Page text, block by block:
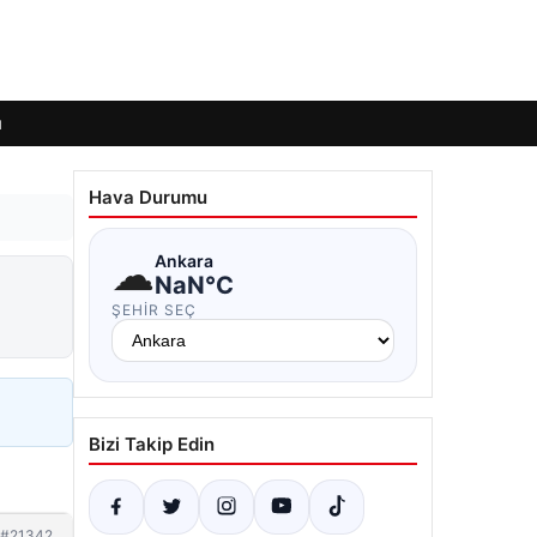
Hava Durumu
☁Ankara
NaN°C
ŞEHIR SEÇ
Bizi Takip Edin